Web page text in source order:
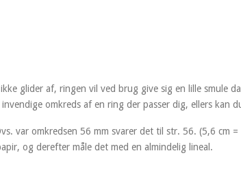
glider af, ringen vil ved brug give sig en lille smule
omkreds af en ring der passer dig, ellers
var omkredsen 56 mm svarer det til str. 56. (5,6 cm
og derefter måle det med en almindelig lineal.